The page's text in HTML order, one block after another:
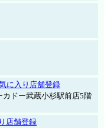
に入り店舗登録
ドー武蔵小杉駅前店5階
店舗登録